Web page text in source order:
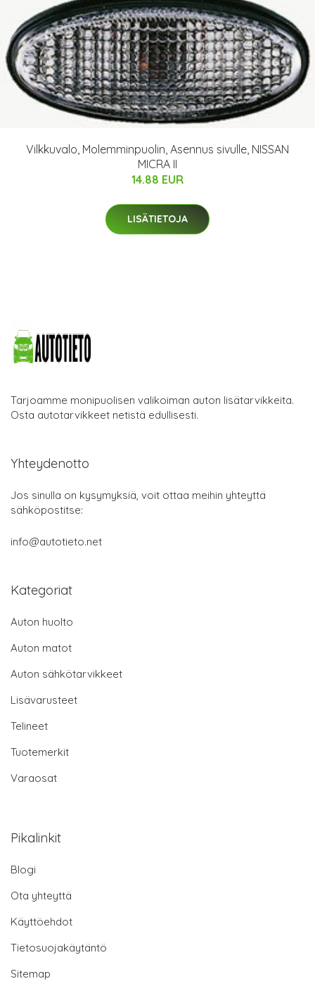
Vilkkuvalo, Molemminpuolin, Asennus sivulle, NISSAN
MICRA II
14.88 EUR
LISÄTIETOJA
Tarjoamme monipuolisen valikoiman auton lisätarvikkeita.
Osta autotarvikkeet netistä edullisesti.
Yhteydenotto
Jos sinulla on kysymyksiä, voit ottaa meihin yhteyttä
sähköpostitse:
info@autotieto.net
Kategoriat
Auton huolto
Auton matot
Auton sähkötarvikkeet
Lisävarusteet
Telineet
Tuotemerkit
Varaosat
Pikalinkit
Blogi
Ota yhteyttä
Käyttöehdot
Tietosuojakäytäntö
Sitemap